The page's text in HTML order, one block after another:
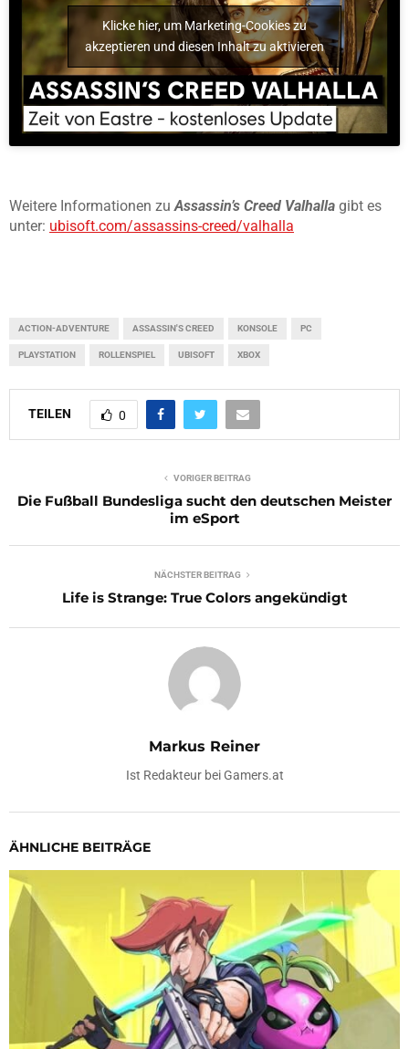
Klicke hier, um Marketing-Cookies zu
akzeptieren und diesen Inhalt zu aktivieren
Weitere Informationen zuAssassin’s Creed Valhalla gibt es
unter: ubisoft.com/assassins-creed/valhalla
ACTION-ADVENTURE ASSASSIN'S CREED KONSOLE PC
PLAYSTATION ROLLENSPIEL UBISOFT XBOX
TEILEN 0
VORIGER BEITRAG
Die Fußball Bundesliga sucht den deutschen Meister
im eSport
NÄCHSTER BEITRAG
Life is Strange: True Colors angekündigt
Markus Reiner
Ist Redakteur bei Gamers.at
ÄHNLICHE BEITRÄGE